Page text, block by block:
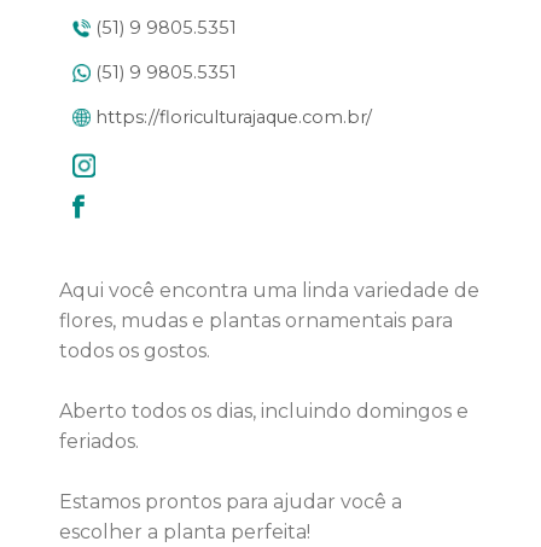
(51) 9 9805.5351
(51) 9 9805.5351
https://floriculturajaque.com.br/
Aqui você encontra uma linda variedade de
flores, mudas e plantas ornamentais para
todos os gostos.
Aberto todos os dias, incluindo domingos e
feriados.
Estamos prontos para ajudar você a
escolher a planta perfeita!